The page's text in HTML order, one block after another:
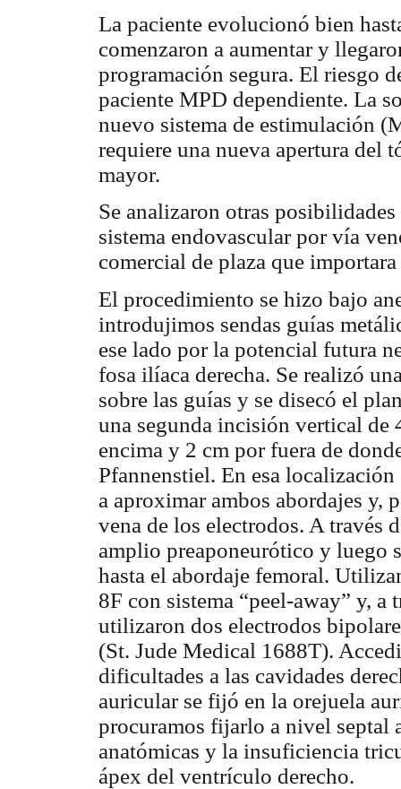
La paciente evolucionó bien
comenzaron a aumentar y
programación segura. El riesgo
paciente MPD dependiente. La
nuevo sistema de estimulación
requiere una nueva apertura del
mayor.
Se analizaron otras
sistema endovascular por vía
comercial de plaza que
El procedimiento se hizo bajo
introdujimos sendas guías
ese lado por la potencial futura
fosa ilíaca derecha. Se realizó
sobre las guías y se disecó el
una segunda incisión vertical de
encima y 2 cm por fuera de
Pfannenstiel. En esa
a aproximar ambos abordajes y,
vena de los electrodos. A través
amplio preaponeurótico y luego
hasta el abordaje femoral.
8F con sistema “peel-away” y, a
utilizaron dos electrodos
(St. Jude Medical 1688T).
dificultades a las cavidades
auricular se fijó en la orejuela
procuramos fijarlo a nivel septal
anatómicas y la insuficiencia
ápex del ventrículo derecho.